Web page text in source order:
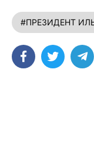
#ПРЕЗИДЕНТ